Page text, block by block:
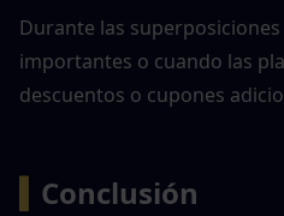
Durante las
importantes o cuando las
descuentos o cupones
Conclusión